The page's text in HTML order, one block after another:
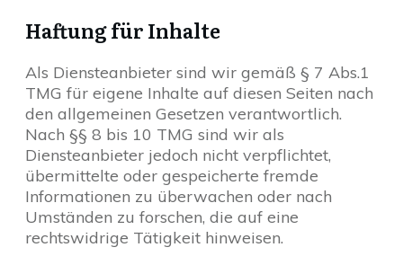
Haftung für Inhalte
Als Diensteanbieter sind wir gemäß § 7 Abs.1
TMG für eigene Inhalte auf diesen Seiten nach
den allgemeinen Gesetzen verantwortlich.
Nach §§ 8 bis 10 TMG sind wir als
Diensteanbieter jedoch nicht verpflichtet,
übermittelte oder gespeicherte fremde
Informationen zu überwachen oder nach
Umständen zu forschen, die auf eine
rechtswidrige Tätigkeit hinweisen.